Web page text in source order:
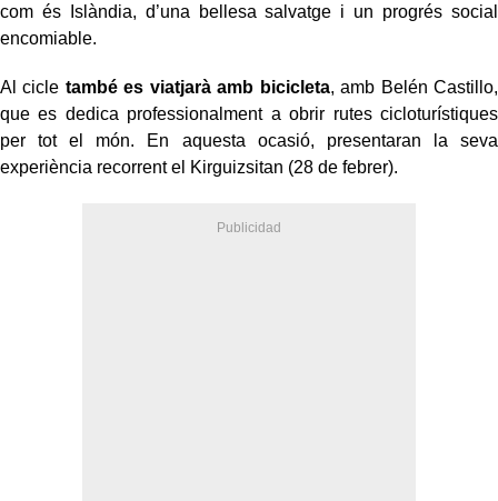
com és Islàndia, d’una bellesa salvatge i un progrés social
encomiable.
Al cicle també es viatjarà amb bicicleta, amb Belén Castillo,
que es dedica professionalment a obrir rutes cicloturístiques
per tot el món. En aquesta ocasió, presentaran la seva
experiència recorrent el Kirguizsitan (28 de febrer).